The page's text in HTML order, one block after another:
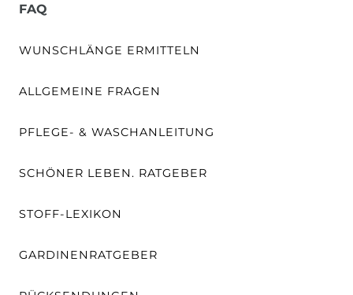
FAQ
WUNSCHLÄNGE ERMITTELN
ALLGEMEINE FRAGEN
PFLEGE- & WASCHANLEITUNG
SCHÖNER LEBEN. RATGEBER
STOFF-LEXIKON
GARDINENRATGEBER